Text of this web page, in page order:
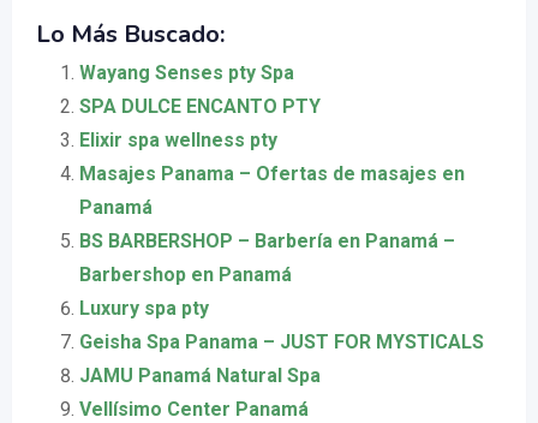
Lo Más Buscado:
Wayang Senses pty Spa
SPA DULCE ENCANTO PTY
Elixir spa wellness pty
Masajes Panama – Ofertas de masajes en
Panamá
BS BARBERSHOP – Barbería en Panamá –
Barbershop en Panamá
Luxury spa pty
Geisha Spa Panama – JUST FOR MYSTICALS
JAMU Panamá Natural Spa
Vellísimo Center Panamá